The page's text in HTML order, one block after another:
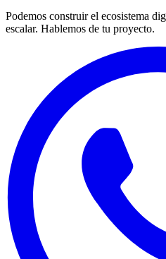
Podemos construir el ecosistema
escalar. Hablemos de tu proyecto.